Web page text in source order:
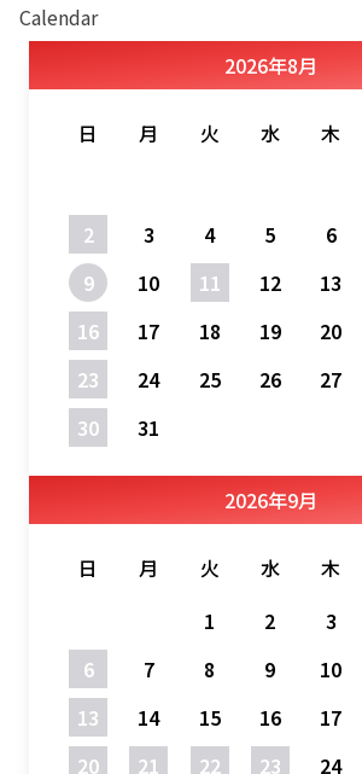
Calendar
2026年8月
日 月 火 水 木
2
3 4 5 6
9
10 11 12 13
16
17 18 19 20
23
24 25 26 27
30
31
2026年9月
日 月 火 水 木
1
2 3
6
7 8 9 10
13
14 15 16 17
20
21 22 23 24